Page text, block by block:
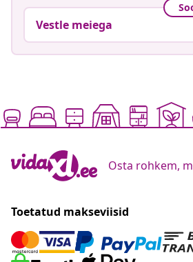
Vestle meiega
Osta rohkem,
Toetatud makseviisid